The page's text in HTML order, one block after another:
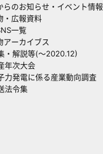
らのお知らせ・イベント情報
・広報資料
一覧
アーカイブス
・解説等(～2020.12)
年次大会
力発電に係る産業動向調査
法令集